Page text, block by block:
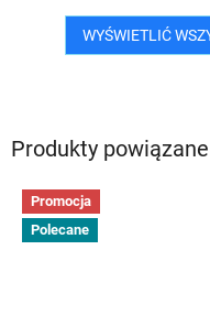
Produkty powiązane
Promocja
Polecane
WYŚWIETLIĆ